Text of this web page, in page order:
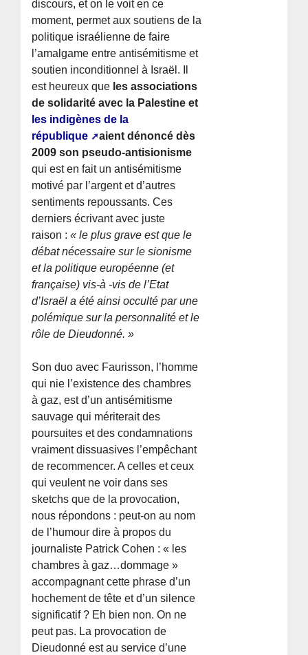
discours, et on le voit en ce
moment, permet aux soutiens de la
politique israélienne de faire
l’amalgame entre antisémitisme et
soutien inconditionnel à Israël. Il
est heureux que les associations
de solidarité avec la Palestine et
les indigènes de la
république
aient dénoncé dès
2009 son pseudo-antisionisme
qui est en fait un antisémitisme
motivé par l’argent et d’autres
sentiments repoussants. Ces
derniers écrivant avec juste
raison :« le plus grave est que le
débat nécessaire sur le sionisme
et la politique européenne (et
française) vis-à -vis de l’Etat
d’Israël a été ainsi occulté par une
polémique sur la personnalité et le
rôle de Dieudonné. »
Son duo avec Faurisson, l’homme
qui nie l’existence des chambres
à gaz, est d’un antisémitisme
sauvage qui mériterait des
poursuites et des condamnations
vraiment dissuasives l’empêchant
de recommencer. A celles et ceux
qui veulent ne voir dans ses
sketchs que de la provocation,
nous répondons : peut-on au nom
de l’humour dire à propos du
journaliste Patrick Cohen : « les
chambres à gaz…dommage »
accompagnant cette phrase d’un
hochement de tête et d’un silence
significatif ? Eh bien non. On ne
peut pas. La provocation de
Dieudonné est au service d’une